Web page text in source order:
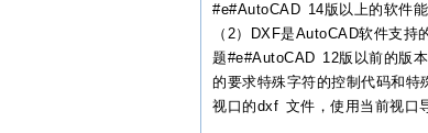
#e#AutoCAD 14版以上的软件
（2）DXF是AutoCAD软件支持
题#e#AutoCAD 12版以前的
的要求特殊字符的控制代码
视口的dxf 文件，使用当前